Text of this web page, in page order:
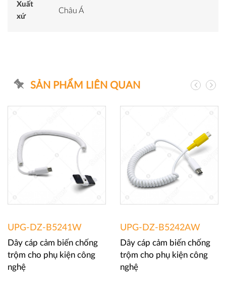
Xuất
xứ
Châu Á
SẢN PHẨM LIÊN QUAN
UPG-DZ-B5241W
Dây cáp cảm biến chống
trộm cho phụ kiện công
nghệ
UPG-DZ-B5242AW
Dây cáp cảm biến chống
trộm cho phụ kiện công
nghệ